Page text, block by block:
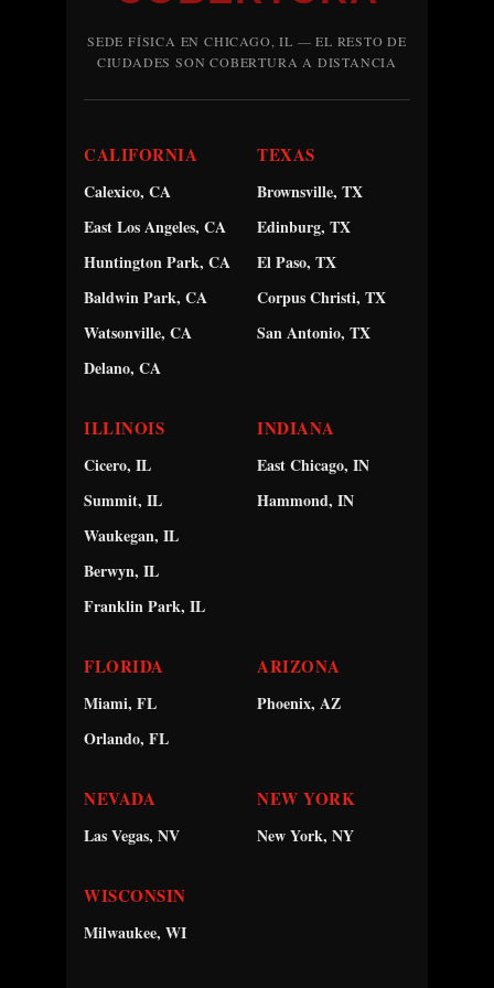
SEDE FÍSICA EN CHICAGO, IL — EL RESTO DE
CIUDADES SON COBERTURA A DISTANCIA
CALIFORNIA
Calexico, CA
East Los Angeles, CA
Huntington Park, CA
Baldwin Park, CA
Watsonville, CA
Delano, CA
TEXAS
Brownsville, TX
Edinburg, TX
El Paso, TX
Corpus Christi, TX
San Antonio, TX
ILLINOIS
Cicero, IL
Summit, IL
Waukegan, IL
Berwyn, IL
Franklin Park, IL
INDIANA
East Chicago, IN
Hammond, IN
FLORIDA
Miami, FL
Orlando, FL
ARIZONA
Phoenix, AZ
NEVADA
Las Vegas, NV
NEW YORK
New York, NY
WISCONSIN
Milwaukee, WI